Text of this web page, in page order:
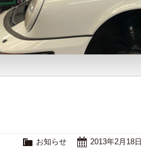
2013年2月18日
お知らせ